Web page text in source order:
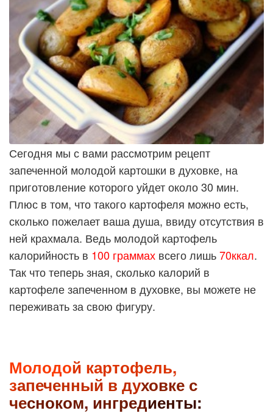
Сегодня мы с вами рассмотрим рецепт
запеченной молодой картошки в духовке, на
приготовление которого уйдет около 30 мин.
Плюс в том, что такого картофеля можно есть,
сколько пожелает ваша душа, ввиду отсутствия в
ней крахмала. Ведь молодой картофель
калорийность в 100 граммах всего лишь70ккал.
Так что теперь зная, сколько калорий в
картофеле запеченном в духовке, вы можете не
переживать за свою фигуру.
Молодой картофель,
запеченный в духовке с
чесноком, ингредиенты: